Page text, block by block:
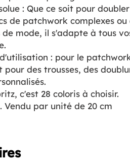
: Que ce soit pour
de patchwork complexes
de mode, il s'adapte à tous
: pour le
pour des trousses, des
c'est 28 coloris à choisir.
Vendu par unité de 20 cm